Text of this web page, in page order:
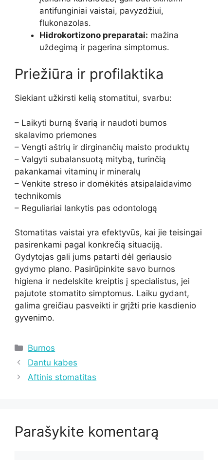
antifunginiai vaistai, pavyzdžiui,
flukonazolas.
Hidrokortizono preparatai: mažina
uždegimą ir pagerina simptomus.
Priežiūra ir profilaktika
Siekiant užkirsti kelią stomatitui, svarbu:
– Laikyti burną švarią ir naudoti burnos
skalavimo priemones
– Vengti aštrių ir dirginančių maisto produktų
– Valgyti subalansuotą mitybą, turinčią
pakankamai vitaminų ir mineralų
– Venkite streso ir domėkitės atsipalaidavimo
technikomis
– Reguliariai lankytis pas odontologą
Stomatitas vaistai yra efektyvūs, kai jie teisingai
pasirenkami pagal konkrečią situaciją.
Gydytojas gali jums patarti dėl geriausio
gydymo plano. Pasirūpinkite savo burnos
higiena ir nedelskite kreiptis į specialistus, jei
pajutote stomatito simptomus. Laiku gydant,
galima greičiau pasveikti ir grįžti prie kasdienio
gyvenimo.
Kategorijos
Burnos
Dantu kabes
Aftinis stomatitas
Parašykite komentarą